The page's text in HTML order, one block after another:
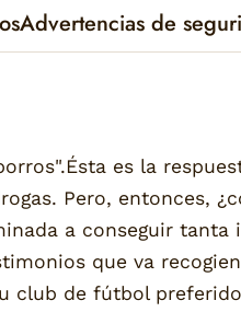
Advertencias de
es la
Pero, entonces,
a conseguir
que va
de fútbol